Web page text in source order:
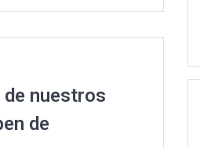
nuestros
de